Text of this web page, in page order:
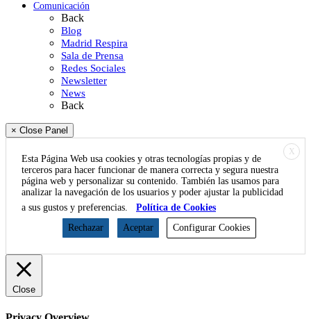
Comunicación
Back
Blog
Madrid Respira
Sala de Prensa
Redes Sociales
Newsletter
News
Back
× Close Panel
X
Esta Página Web usa cookies y otras tecnologías propias y de
terceros para hacer funcionar de manera correcta y segura nuestra
página web y personalizar su contenido. También las usamos para
analizar la navegación de los usuarios y poder ajustar la publicidad
a sus gustos y preferencias.
Política de Cookies
Rechazar
Aceptar Configurar Cookies
Close